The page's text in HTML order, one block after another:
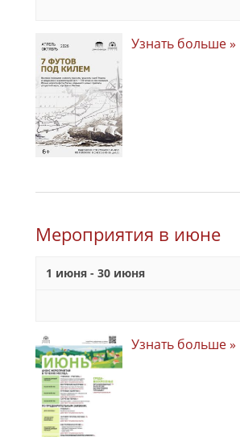
Узнать больше »
Мероприятия в июне
1 июня - 30 июня
Узнать больше »